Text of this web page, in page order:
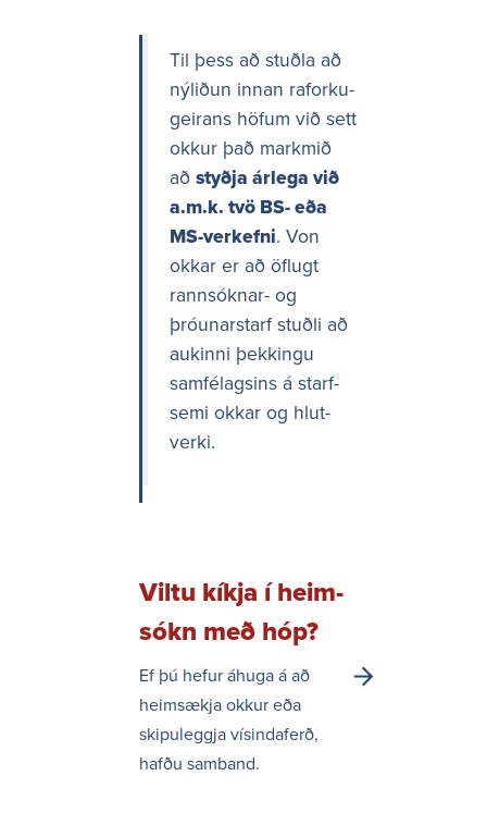
Til þess að stuðla að
nýliðun innan raforku­
geirans höfum við sett
okkur það markmið
aðstyðja árlega við
a.m.k. tvö BS- eða
MS-verk­efni. Von
okkar er að öflugt
rann­sóknar- og
þróun­ar­starf stuðli að
aukinni þekk­ingu
samfé­lagsins á starf­
semi okkar og hlut­
verki.
Viltu kíkja í heim­
sókn með hóp?
Ef þú hefur áhuga á að
heim­sækja okkur eða
skipu­leggja vísinda­ferð,
hafðu samband.